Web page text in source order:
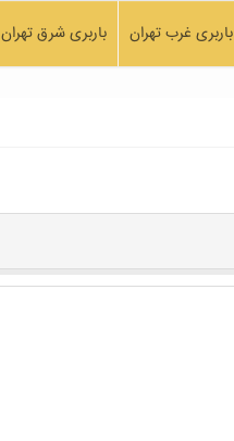
باربری غرب تهران باربری شرق تهران